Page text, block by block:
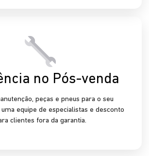
no Pós-venda
peças e pneus para o seu
equipe de especialistas e desconto
clientes fora da garantia.